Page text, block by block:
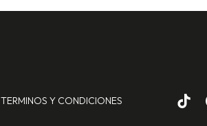
TERMINOS Y CONDICIONES